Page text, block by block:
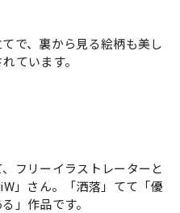
で、裏から見る絵柄も美し
ています。
フリーイラストレーターと
」さん。「洒落」てて「優
」作品です。